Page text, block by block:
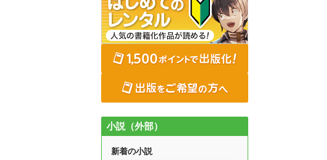
小説（外部）
新着の小説